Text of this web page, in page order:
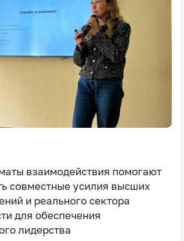
взаимодействия помогают
совместные усилия высших
и реального сектора
для обеспечения
лидерства